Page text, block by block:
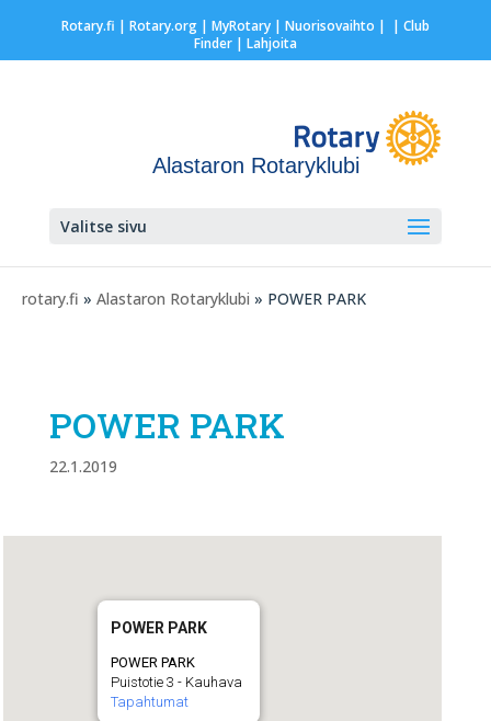
Rotary.fi | Rotary.org| MyRotary | Nuorisovaihto | | Club
Finder| Lahjoita
Alastaron Rotaryklubi
Valitse sivu
rotary.fi » Alastaron Rotaryklubi » POWER PARK
POWER PARK
22.1.2019
POWER PARK
POWER PARK
Puistotie 3 - Kauhava
Tapahtumat